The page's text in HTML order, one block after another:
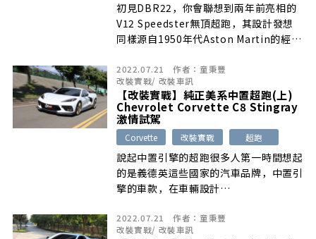
初見DBR22，你會聯想到兩年前亮相的
V12 Speedster無頂超跑，其設計發想
同樣源自1950年代Aston Martin的經
2022.07.21 作者： 童秉豐
改裝實戰/ 改裝車訊
【改裝實戰】純正美系中置超跑(上)
Chevrolet Corvette C8 Stingray
激情試駕
Corvette 改裝實戰 超跑
說起中置引擎的超跑很多人第一時間想起
的是義德英這些國家的汽車品牌，中置引
擎的車款，在車輛設計…
2022.07.21 作者： 童秉豐
改裝實戰/ 改裝車訊